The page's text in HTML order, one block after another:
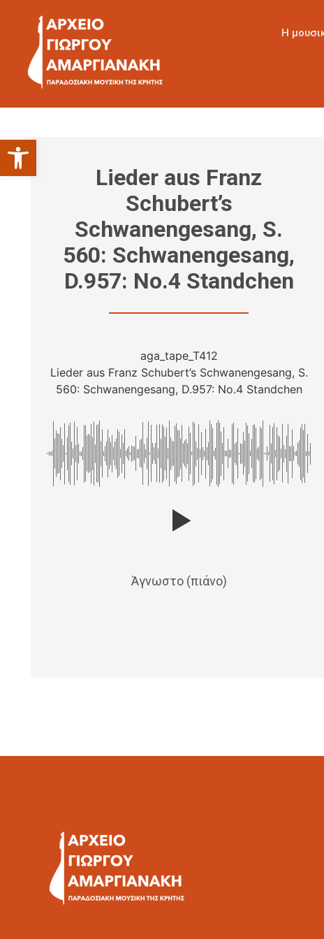
Ανοίξτε τη γραμμή εργαλείων
Η
Lieder aus Franz
Schubert’s
Schwanengesang, S.
560: Schwanengesang,
D.957: No.4 Standchen
aga_tape_T412
Lieder aus Franz Schubert’s Schwanengesang, S.
560: Schwanengesang, D.957: No.4 Standchen
Άγνωστο (πιάνο)